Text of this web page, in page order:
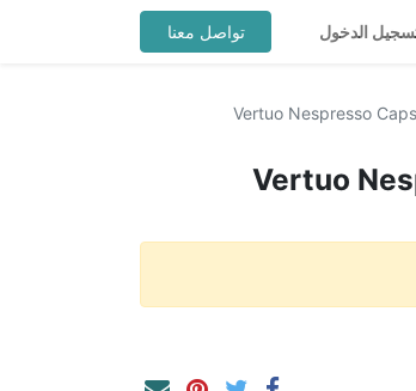
الدخول تواصل معنا
Vertuo Nespresso
Vertuo